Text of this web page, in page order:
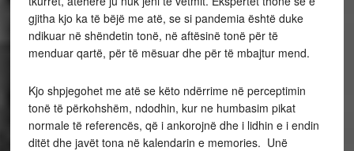
gjitha kjo ka të bëjë me atë, se si pandemia është duke
ndikuar në shëndetin tonë, në aftësinë tonë për të
menduar qartë, për të mësuar dhe për të mbajtur mend.
Kjo shpjegohet me atë se këto ndërrime në perceptimin
tonë të përkohshëm, ndodhin, kur ne humbasim pikat
normale të referencës, që i ankorojnë dhe i lidhin e i endin
ditët dhe javët tona në kalendarin e memories. Unë